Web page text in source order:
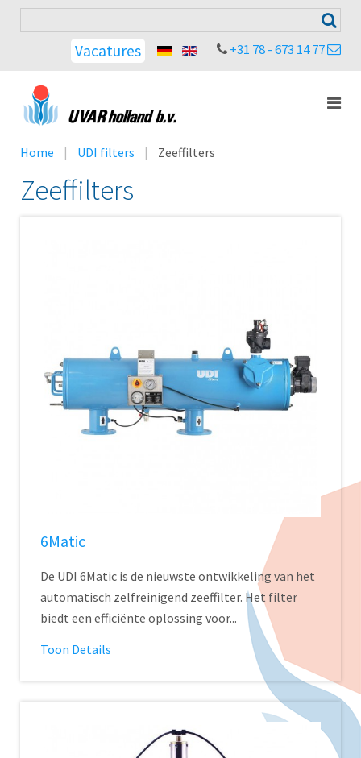
Vacatures +31 78 - 673 14 77
Home UDI filters Zeeffilters
Zeeffilters
6Matic
De UDI 6Matic is de nieuwste ontwikkeling van het
automatisch zelfreinigend zeeffilter. Het filter
biedt een efficiënte oplossing voor...
Toon Details